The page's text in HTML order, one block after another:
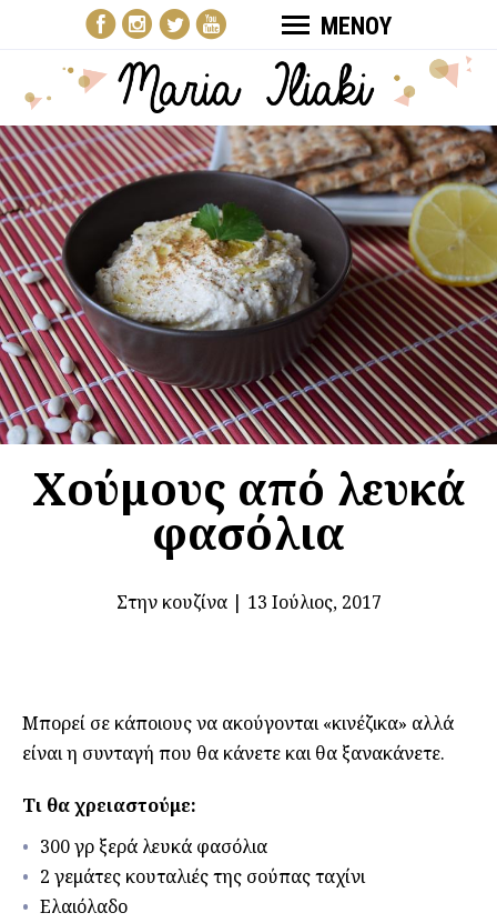
ΜΕΝΟΥ
Χούμους από λευκά
φασόλια
Στην κουζίνα| 13 Ιούλιος, 2017
Μπορεί σε κάποιους να ακούγονται «κινέζικα» αλλά
είναι η συνταγή που θα κάνετε και θα ξανακάνετε.
Τι θα χρειαστούμε:
300 γρ ξερά λευκά φασόλια
2 γεμάτες κουταλιές της σούπας ταχίνι
Ελαιόλαδο